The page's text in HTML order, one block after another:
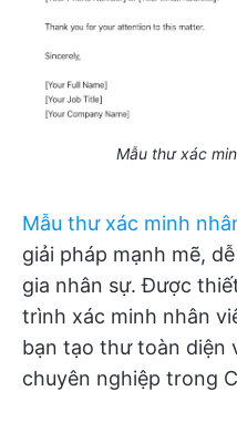
Mẫu thư xác
Mẫu thư xác minh
giải pháp mạnh mẽ,
gia nhân sự. Được
trình xác minh nhân
bạn tạo thư toàn diện
chuyên nghiệp trong